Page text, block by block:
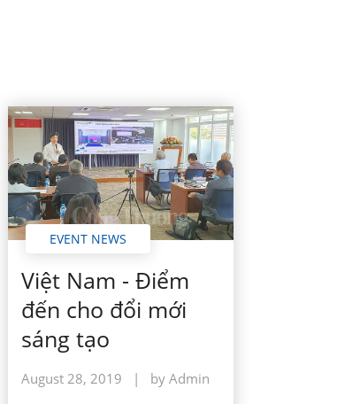
EVENT NEWS
Việt Nam - Điểm
đến cho đổi mới
sáng tạo
August 28, 2019 | by Admin